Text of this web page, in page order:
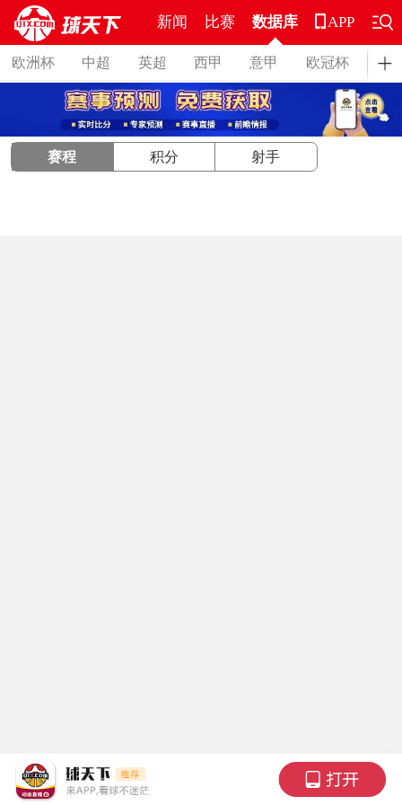
新闻 比赛 数据库
欧洲杯 中超 英超 西甲 意甲 欧冠杯 德
APP
赛程 积分 射手